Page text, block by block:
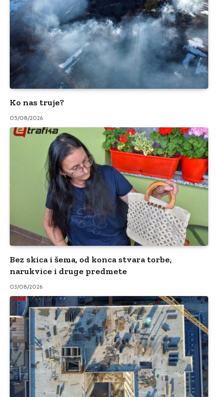
Ko nas truje?
05/08/2026
Bez skica i šema, od konca stvara torbe,
narukvice i druge predmete
03/08/2026